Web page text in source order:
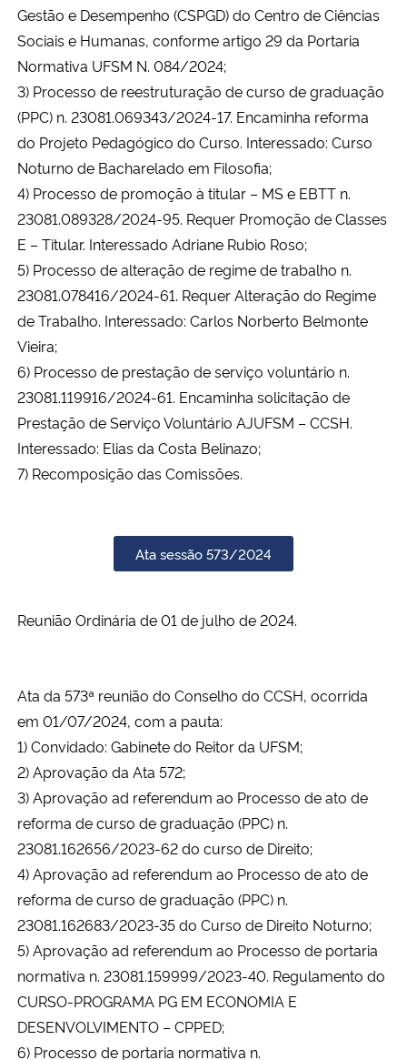
Gestão e Desempenho (CSPGD) do Centro de Ciências
Sociais e Humanas, conforme artigo 29 da Portaria
Normativa UFSM N. 084/2024;
3) Processo de reestruturação de curso de graduação
(PPC) n. 23081.069343/2024-17. Encaminha reforma
do Projeto Pedagógico do Curso. Interessado: Curso
Noturno de Bacharelado em Filosofia;
4) Processo de promoção à titular – MS e EBTT n.
23081.089328/2024-95. Requer Promoção de Classes
E – Titular. Interessado Adriane Rubio Roso;
5) Processo de alteração de regime de trabalho n.
23081.078416/2024-61. Requer Alteração do Regime
de Trabalho. Interessado: Carlos Norberto Belmonte
Vieira;
6) Processo de prestação de serviço voluntário n.
23081.119916/2024-61. Encaminha solicitação de
Prestação de Serviço Voluntário AJUFSM – CCSH.
Interessado: Elias da Costa Belinazo;
7) Recomposição das Comissões.
Ata sessão 573/2024
Reunião Ordinária de 01 de julho de 2024.
Ata da 573ª reunião do Conselho do CCSH, ocorrida
em 01/07/2024, com a pauta:
1) Convidado: Gabinete do Reitor da UFSM;
2) Aprovação da Ata 572;
3) Aprovação ad referendum ao Processo de ato de
reforma de curso de graduação (PPC) n.
23081.162656/2023-62 do curso de Direito;
4) Aprovação ad referendum ao Processo de ato de
reforma de curso de graduação (PPC) n.
23081.162683/2023-35 do Curso de Direito Noturno;
5) Aprovação ad referendum ao Processo de portaria
normativa n. 23081.159999/2023-40. Regulamento do
CURSO-PROGRAMA PG EM ECONOMIA E
DESENVOLVIMENTO – CPPED;
6) Processo de portaria normativa n.